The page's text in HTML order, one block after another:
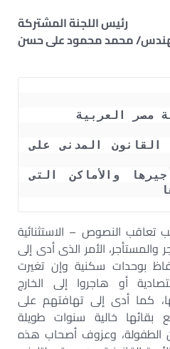
رئيس اللجنة المشتركة
محمد محمود على حسن
بشأن سريان أحكام القانون المدنى على
التى لم يسبق تأجيرها والأماكن التى
النصوص – الاستثنائية
والمستأجر، الأمر الذى أدى إلى
بوحدات سكنية وإن تغيرت
أو هاجروا إلى الخارج
كما أدى إلى تهافتهم على
خالية سنوات طويلة
الطفولة، وعزوف أصحاب هذه